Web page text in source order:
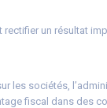
rectifier un résultat
les sociétés,
fiscal dans des